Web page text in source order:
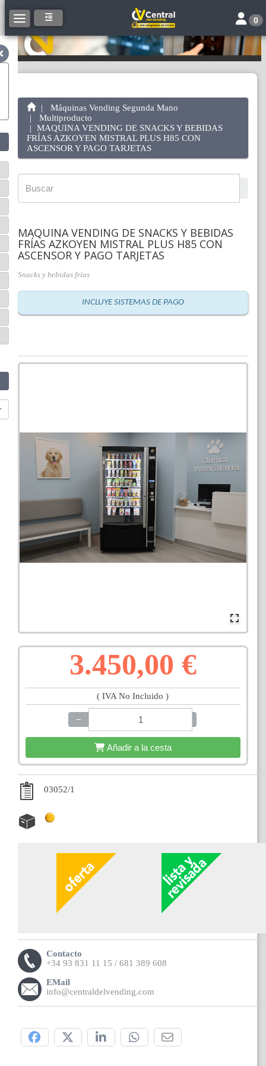
Toggle navigation Toggle
0
Máquinas Vending Segunda Mano
Multiproducto
MAQUINA VENDING DE SNACKS Y BEBIDAS
FRÍAS AZKOYEN MISTRAL PLUS H85 CON
ASCENSOR Y PAGO TARJETAS
MAQUINA VENDING DE SNACKS Y BEBIDAS
FRÍAS AZKOYEN MISTRAL PLUS H85 CON
ASCENSOR Y PAGO TARJETAS
Snacks y bebidas frías
INCLUYE SISTEMAS DE PAGO
3.450,00 €
( IVA No Incluido )
−
Añadir a la cesta
03052/1
Contacto
+34 93 831 11 15 / 681 389 608
EMail
info@centraldelvending.com